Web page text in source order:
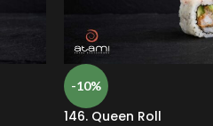
-10%
146. Queen Roll